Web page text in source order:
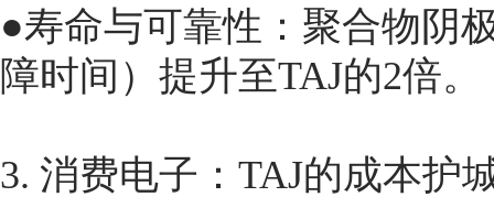
●寿命与可靠性：聚合物阴
障时间）提升至TAJ的2倍。
3. 消费电子：TAJ的成本护